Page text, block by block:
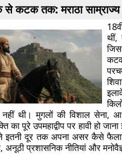
कटक तक: मराठा साम्राज्य के
थी। मुगलों की विशाल सेना,
का पूरे उपमहाद्वीप पर हावी हो
इतनी दूर तक अपना असर कैसे
प्रशासनिक नीतियां और